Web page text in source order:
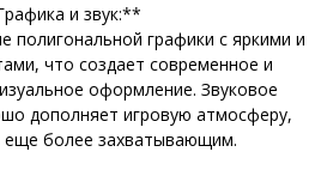
и звук:**
полигональной графики с яркими и
что создает современное и
оформление. Звуковое
дополняет игровую атмосферу,
еще более захватывающим.